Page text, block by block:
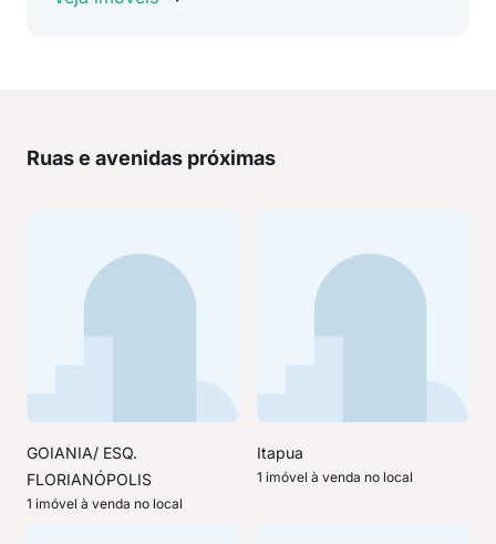
Ruas e avenidas próximas
GOIANIA/ ESQ.
FLORIANÓPOLIS
1 imóvel à venda no local
Itapua
1 imóvel à venda no local